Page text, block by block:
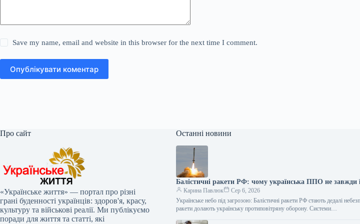
Save my name, email and website in this browser for the next time I comment.
Опублікувати коментар
Про сайт
«Українське життя» — портал про різні
грані буденності українців: здоров'я, красу,
культуру та військові реалії. Ми публікуємо
поради для життя та статті, які
Останні новини
Балістичні ракети РФ: чому українська ППО не завжди
Карина Павлюк
Сер 6, 2026
Українське небо під загрозою: Балістичні ракети РФ стають дедалі
ракети долають українську протиповітряну оборону. Системи…